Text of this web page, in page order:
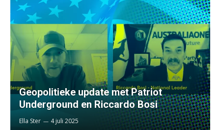
Geopolitieke update met Patriot
Underground en Riccardo Bosi
Ella Ster 4 juli 2025